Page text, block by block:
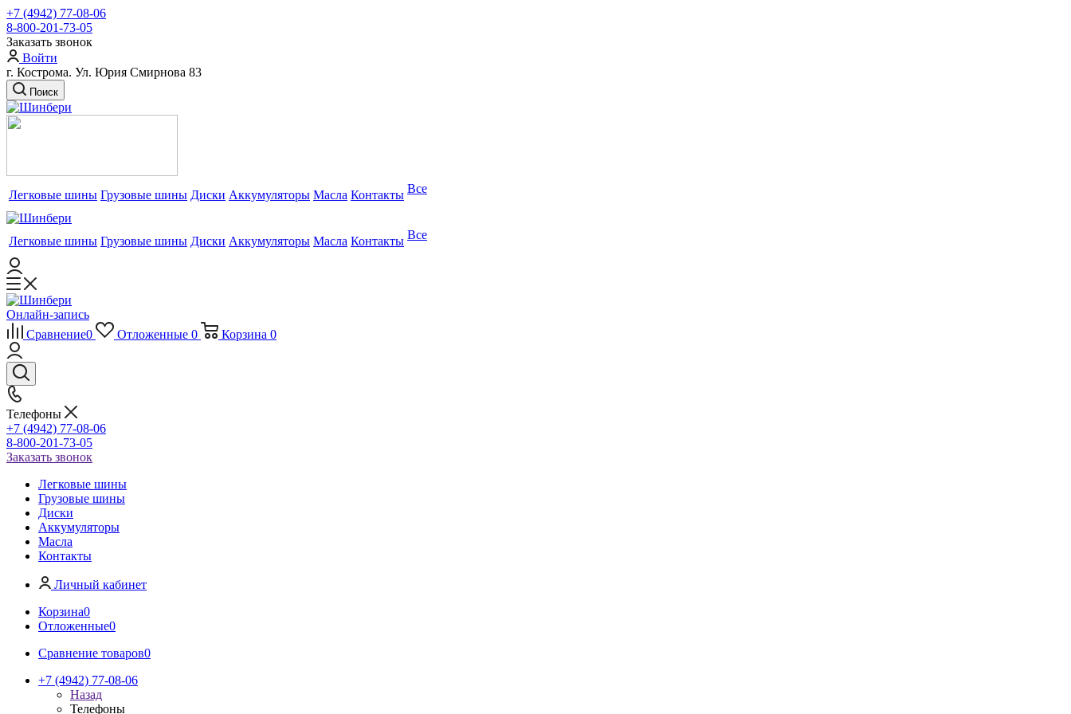
+7 (4942) 77-08-06
8-800-201-73-05
Заказать звонок
Войти
г. Кострома. Ул. Юрия Смирнова 83
Поиск
Легковые шины Грузовые шины Диски Аккумуляторы Масла Контакты Все
Легковые шины Грузовые шины Диски Аккумуляторы Масла Контакты Все
Онлайн-запись
Сравнение0 Отложенные 0 Корзина 0
Телефоны
+7 (4942) 77-08-06
8-800-201-73-05
Заказать звонок
Легковые шины
Грузовые шины
Диски
Аккумуляторы
Масла
Контакты
Личный кабинет
Корзина0
Отложенные0
Сравнение товаров0
+7 (4942) 77-08-06
Назад
Телефоны